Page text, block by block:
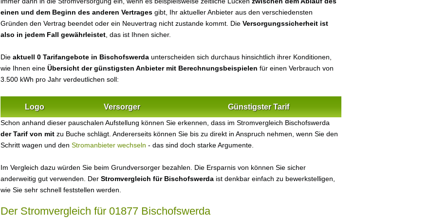
einen und dem Beginn des anderen Vertrages gibt, Ihr aktueller Anbieter aus den verschiedensten
Gründen den Vertrag beendet oder ein Neuvertrag nicht zustande kommt. Die Versorgungssicherheit ist
also in jedem Fall gewährleistet , das ist Ihnen sicher.
Die aktuell 0 Tarifangebote in Bischofswerda unterscheiden sich durchaus hinsichtlich ihrer Konditionen,
wie Ihnen eine Übersicht der günstigsten Anbieter mit Berechnungsbeispielen für einen Verbrauch von
3.500 kWh pro Jahr verdeutlichen soll:
Logo Versorger Günstigster Tarif
Schon anhand dieser pauschalen Aufstellung können Sie erkennen, dass im Stromvergleich Bischofswerda
der Tarif von mit zu Buche schlägt. Andererseits können Sie bis zu direkt in Anspruch nehmen, wenn Sie den
Schritt wagen und den Stromanbieter wechseln - das sind doch starke Argumente.
Im Vergleich dazu würden Sie beim Grundversorger bezahlen. Die Ersparnis von können Sie sicher
anderweitig gut verwenden. Der Stromvergleich für Bischofswerda ist denkbar einfach zu bewerkstelligen,
wie Sie sehr schnell feststellen werden.
Der Stromvergleich für 01877 Bischofswerda